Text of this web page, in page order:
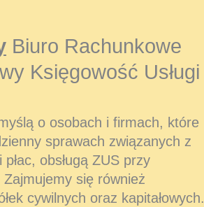
Biuro Rachunkowe
Księgowość Usługi
o osobach i firmach, które
sprawach związanych z
obsługą ZUS przy
Zajmujemy się również
cywilnych oraz kapitałowych.